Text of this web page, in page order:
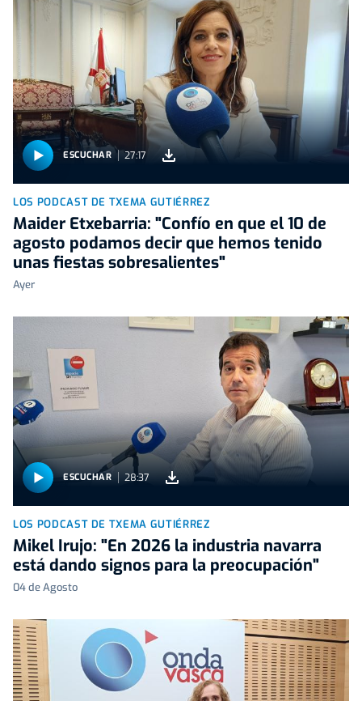
ESCUCHAR 27:17
LOS PODCAST DE TXEMA GUTIÉRREZ
Maider Etxebarria: "Confío en que el 10 de
agosto podamos decir que hemos tenido
unas fiestas sobresalientes"
Ayer
ESCUCHAR 28:37
LOS PODCAST DE TXEMA GUTIÉRREZ
Mikel Irujo: "En 2026 la industria navarra
está dando signos para la preocupación"
04 de Agosto